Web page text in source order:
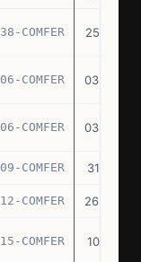
38-COMFER 25.10.73
06-COMFER 03.05.74
06-COMFER 03.05.74
09-COMFER 31.07.74
12-COMFER 26.09.74
15-COMFER 10.10.74